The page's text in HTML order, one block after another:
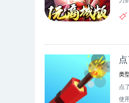
魔
类
点
使